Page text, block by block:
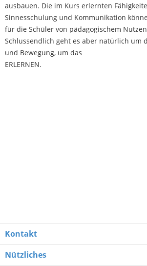
ausbauen. Die im Kurs erlernten
Sinnesschulung und Kommunikation
für die Schüler von pädagogischem
Schlussendlich geht es aber natürlich um
und Bewegung, um das
ERLERNEN.
Kontakt
Nützliches